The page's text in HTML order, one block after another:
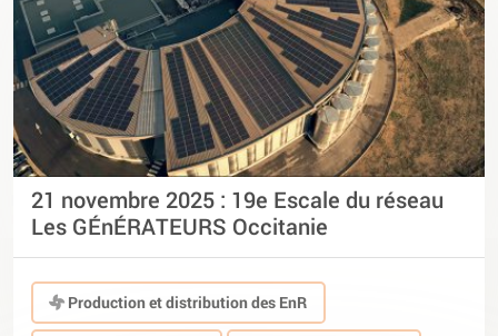
21 novembre 2025 : 19e Escale du réseau
Les GÉnÉRATEURS Occitanie
Production et distribution des EnR